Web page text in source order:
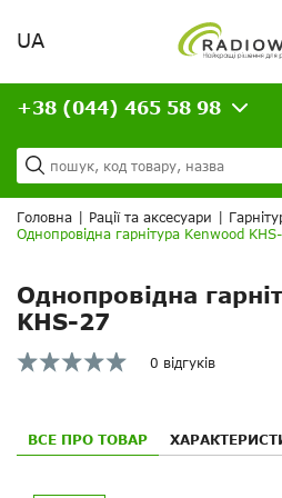
Вітаємо,
увійдіть в
Доставка та
Кредит
Статті
ВАШЕ
UA
+38 (044) 465 58 98
Головна Рації та аксесуари
Однопровідна гарнітура Kenwood
Однопровідна
KHS-27
0 відгуків
ВСЕ ПРО ТОВАР